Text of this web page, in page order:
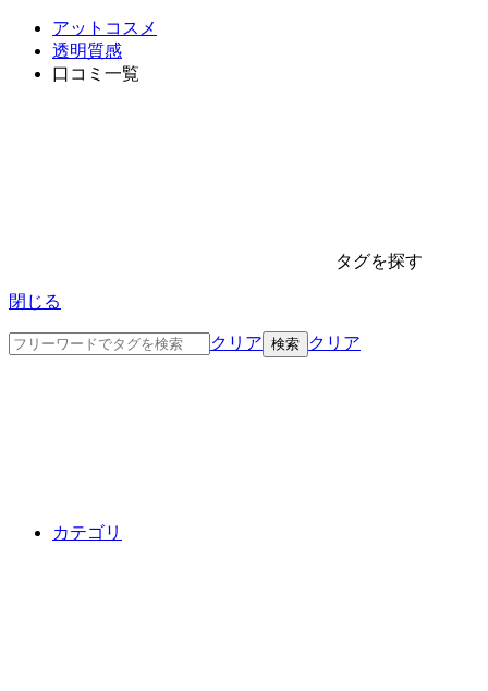
アットコスメ
透明質感
口コミ一覧
タグを探す
閉じる
クリア クリア
カテゴリ